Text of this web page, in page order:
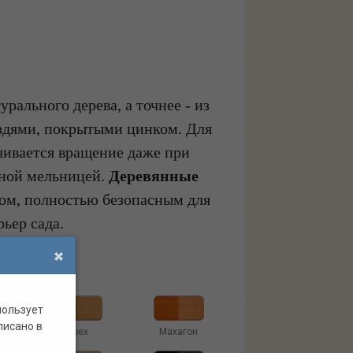
дерева, а точнее - из
покрытыми цинком. Для
вращение даже при
мельницей. Деревянные
полностью безопасным для
сада.
Орех Махагон
в